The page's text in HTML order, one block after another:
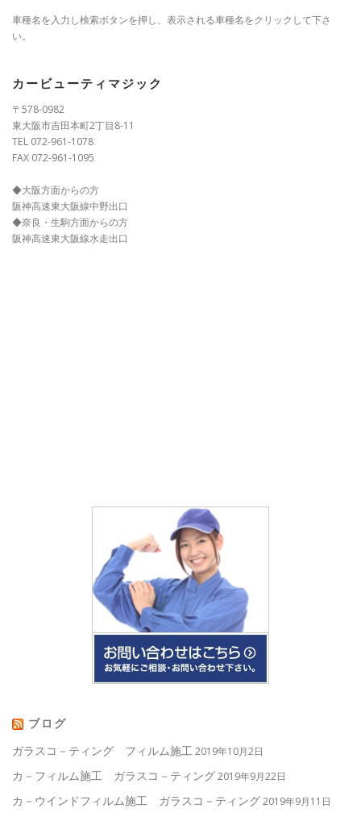
車種名を入力し検索ボタンを押し、表示される車種名をクリックして下さ
い。
カービューティマジック
〒578-0982
東大阪市吉田本町2丁目8-11
TEL 072-961-1078
FAX 072-961-1095
◆大阪方面からの方
阪神高速東大阪線中野出口
◆奈良・生駒方面からの方
阪神高速東大阪線水走出口
ブログ
ガラスコ－ティング フィルム施工2019年10月2日
カ－フィルム施工 ガラスコ－ティング2019年9月22日
カ－ウインドフィルム施工 ガラスコ－ティング2019年9月11日